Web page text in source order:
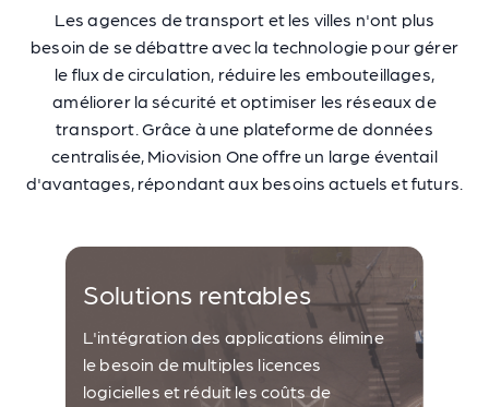
Les agences de transport et les villes n'ont plus
besoin de se débattre avec la technologie pour gérer
le flux de circulation, réduire les embouteillages,
améliorer la sécurité et optimiser les réseaux de
transport. Grâce à une plateforme de données
centralisée, Miovision One offre un large éventail
d'avantages, répondant aux besoins actuels et futurs.
Solutions rentables
L'intégration des applications élimine
le besoin de multiples licences
logicielles et réduit les coûts de